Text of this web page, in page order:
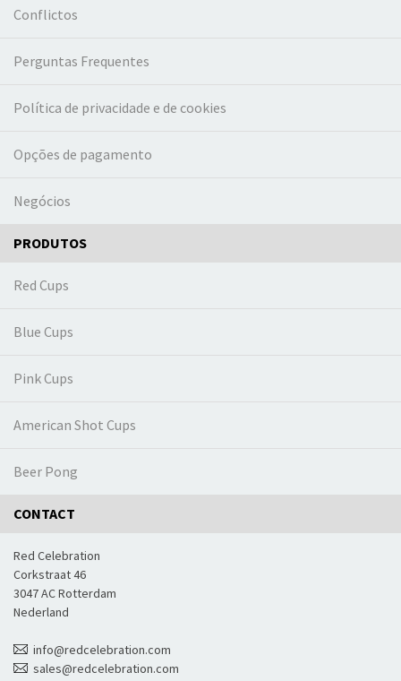
Conflictos
Perguntas Frequentes
Política de privacidade e de cookies
Opções de pagamento
Negócios
PRODUTOS
Red Cups
Blue Cups
Pink Cups
American Shot Cups
Beer Pong
CONTACT
Red Celebration
Corkstraat 46
3047 AC Rotterdam
Nederland
info@redcelebration.com
sales@redcelebration.com